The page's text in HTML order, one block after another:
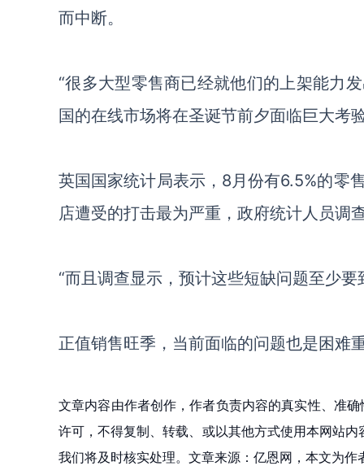
而中断。
“很多大型零售商已经就他们的上架能力
国的在线市场将在圣诞节前夕面临巨大考
英国国家统计局表示， 8月份有6.5%的零
店遭受的打击最为严重，政府统计人员调
“而且调查显示，预计这些短缺问题至少
正值销售旺季，当前面临的问题也是困难
文章内容由作者创作，作者负责内容的真实性、准
许可，不得复制、转载、或以其他方式使用本网站
我们将及时核实处理。文章来源：亿恩网，本文为